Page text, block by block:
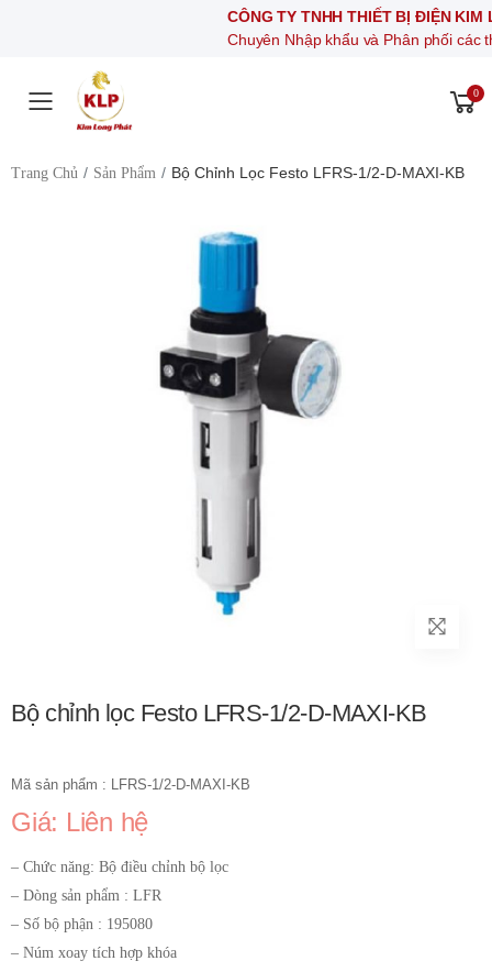
CÔNG TY TNHH THIẾT BỊ ĐIỆN KIM LONG
Chuyên Nhập khẩu và Phân phối các thiết bị
Toggle mobile menu
0
Trang Chủ Sản Phẩm Bộ Chỉnh Lọc Festo LFRS-1/2-D-MAXI-KB
Bộ chỉnh lọc Festo LFRS-1/2-D-MAXI-KB
Mã sản phẩm : LFRS-1/2-D-MAXI-KB
Giá: Liên hệ
– Chức năng: Bộ điều chỉnh bộ lọc
– Dòng sản phẩm : LFR
– Số bộ phận : 195080
– Núm xoay tích hợp khóa